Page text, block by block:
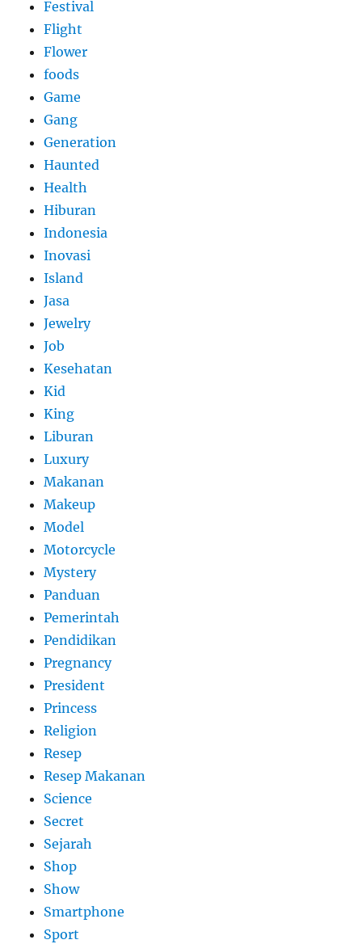
Festival
Flight
Flower
foods
Game
Gang
Generation
Haunted
Health
Hiburan
Indonesia
Inovasi
Island
Jasa
Jewelry
Job
Kesehatan
Kid
King
Liburan
Luxury
Makanan
Makeup
Model
Motorcycle
Mystery
Panduan
Pemerintah
Pendidikan
Pregnancy
President
Princess
Religion
Resep
Resep Makanan
Science
Secret
Sejarah
Shop
Show
Smartphone
Sport